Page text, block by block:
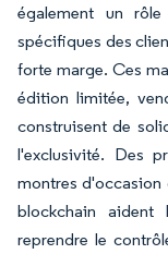
également un
spécifiques des
forte marge. Ces
édition limitée,
construisent de
l'exclusivité. Des
montres d'occasion
blockchain
reprendre le